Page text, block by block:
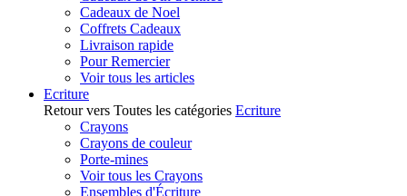
Cadeaux de Noel
Coffrets Cadeaux
Livraison rapide
Pour Remercier
Voir tous les articles
Ecriture
Retour vers Toutes les catégories Ecriture
Crayons
Crayons de couleur
Porte-mines
Voir tous les Crayons
Ensembles d'Écriture